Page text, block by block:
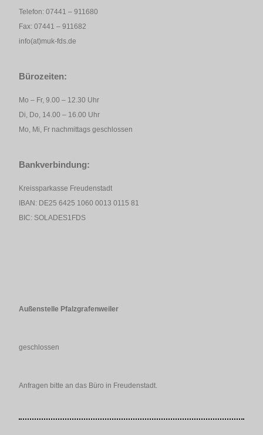
Telefon: 07441 – 911680
Fax: 07441 – 911682
info(at)muk-fds.de
Bürozeiten:
Mo – Fr, 9.00 – 12.30 Uhr
Di, Do, 14.00 – 16.00 Uhr
Mo, Mi, Fr nachmittags geschlossen
Bankverbindung:
Kreissparkasse Freudenstadt
IBAN: DE25 6425 1060 0013 0115 81
BIC: SOLADES1FDS
Außenstelle Pfalzgrafenweiler
geschlossen
Anfragen bitte an das Büro in Freudenstadt.